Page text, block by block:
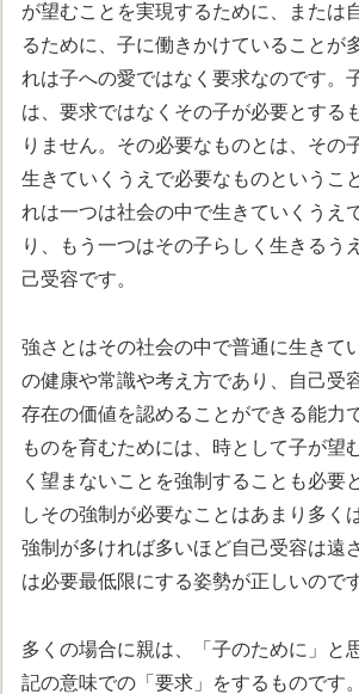
が望むことを実現するために、または
るために、子に働きかけていることが
れは子への愛ではなく要求なのです。
は、要求ではなくその子が必要とする
りません。その必要なものとは、その
生きていくうえで必要なものというこ
れは一つは社会の中で生きていくうえ
り、もう一つはその子らしく生きるう
己受容です。
強さとはその社会の中で普通に生きて
の健康や常識や考え方であり、自己受
存在の価値を認めることができる能力
ものを育むためには、時として子が望
く望まないことを強制することも必要
しその強制が必要なことはあまり多く
強制が多ければ多いほど自己受容は遠
は必要最低限にする姿勢が正しいので
多くの場合に親は、「子のために」と
記の意味での「要求」をするものです